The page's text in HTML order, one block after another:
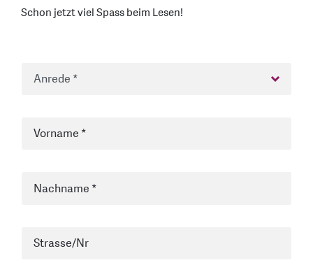
Schon jetzt viel Spass beim Lesen!